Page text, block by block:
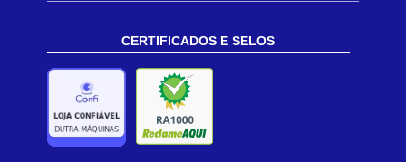
CERTIFICADOS E SELOS